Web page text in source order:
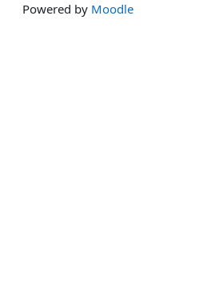
Powered by Moodle